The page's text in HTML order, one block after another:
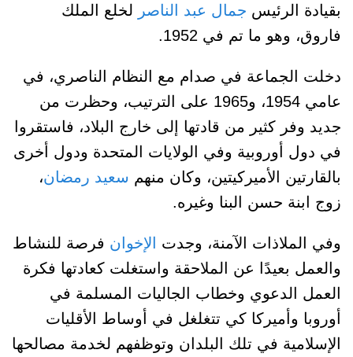
بقيادة الرئيس جمال عبد الناصر لخلع الملك
فاروق، وهو ما تم في 1952.
دخلت الجماعة في صدام مع النظام الناصري، في
عامي 1954، و1965 على الترتيب، وحظرت من
جديد وفر كثير من قادتها إلى خارج البلاد، فاستقروا
في دول أوروبية وفي الولايات المتحدة ودول أخرى
بالقارتين الأميركيتين، وكان منهم سعيد رمضان،
زوج ابنة حسن البنا وغيره.
وفي الملاذات الآمنة، وجدت الإخوان فرصة للنشاط
والعمل بعيدًا عن الملاحقة واستغلت كعادتها فكرة
العمل الدعوي وخطاب الجاليات المسلمة في
أوروبا وأميركا كي تتغلغل في أوساط الأقليات
الإسلامية في تلك البلدان وتوظفهم لخدمة مصالحها